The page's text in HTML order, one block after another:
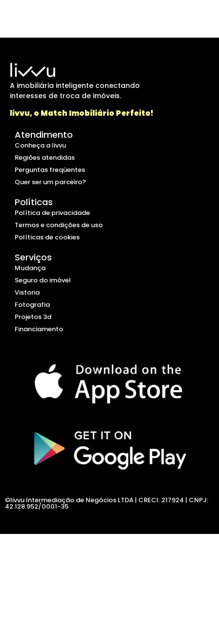
A imobiliária inteligente conectando
interesses de troca de imóveis.
livvu, o Match Imobiliário Perfeito!
Atendimento
Conheça a livvu
Regiões atendidas
Perguntas freqüentes
Quer ser um parceiro?
Políticas
Política de privacidade
Termos e condições de uso
Políticas de cookies
Serviços
Mudança
Seguro do imóvel
Vistoria
Fotografia
Projetos 3d
Financiamento
©livvu Intermediação de Negócios LTDA | CRECI: 217924 | CNPJ:
42.128.952/0001-35